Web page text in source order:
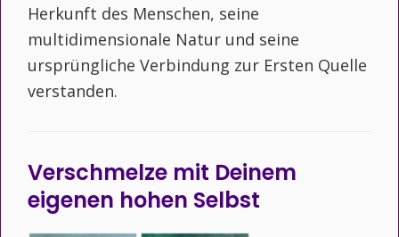
Herkunft des Menschen, seine
multidimensionale Natur und seine
ursprüngliche Verbindung zur Ersten Quelle
verstanden.
Verschmelze mit Deinem
eigenen hohen Selbst